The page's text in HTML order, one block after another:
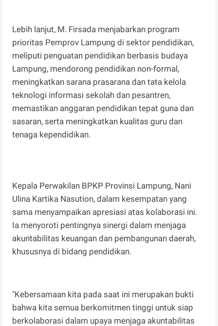
Lebih lanjut, M. Firsada menjabarkan program
prioritas Pemprov Lampung di sektor pendidikan,
meliputi penguatan pendidikan berbasis budaya
Lampung, mendorong pendidikan non-formal,
meningkatkan sarana prasarana dan tata kelola
teknologi informasi sekolah dan pesantren,
memastikan anggaran pendidikan tepat guna dan
sasaran, serta meningkatkan kualitas guru dan
tenaga kependidikan.
Kepala Perwakilan BPKP Provinsi Lampung, Nani
Ulina Kartika Nasution, dalam kesempatan yang
sama menyampaikan apresiasi atas kolaborasi ini.
Ia menyoroti pentingnya sinergi dalam menjaga
akuntabilitas keuangan dan pembangunan daerah,
khususnya di bidang pendidikan.
"Kebersamaan kita pada saat ini merupakan bukti
bahwa kita semua berkomitmen tinggi untuk siap
berkolaborasi dalam upaya menjaga akuntabilitas